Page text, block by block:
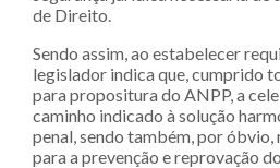
de Direito.
Sendo assim, ao estabelecer
legislador indica que, cumprido
para propositura do ANPP, a
caminho indicado à solução
penal, sendo também, por óbvio,
para a prevenção e reprovação